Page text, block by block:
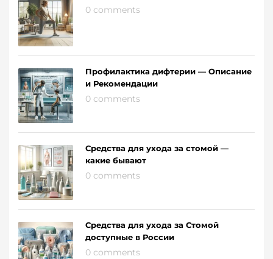
0 comments
Профилактика дифтерии — Описание
и Рекомендации
0 comments
Средства для ухода за стомой —
какие бывают
0 comments
Средства для ухода за Стомой
доступные в России
0 comments